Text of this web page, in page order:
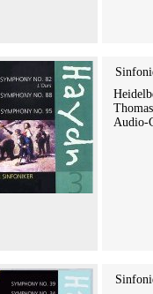
Audio-